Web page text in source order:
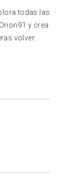
todas las
y crea
volver.